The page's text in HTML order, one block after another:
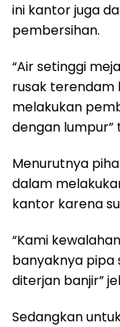
ini kantor juga
pembersihan.
“Air setinggi
rusak terendam
melakukan
dengan
Menurutnya
dalam
kantor karena
“Kami
banyaknya pipa
diterjan banjir”
Sedangkan